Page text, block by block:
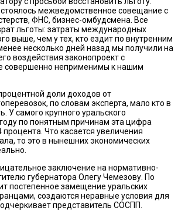
межведомственное совещание с
ФНС, бизнес-омбудсмена. Все
льготы: затраты международных
выше, чем у тех, кто ездит по внутренним
несколько дней назад мы получили на
воздействия законопроект с
совершенно неприменимы к нашим
доли доходов от
по словам эксперта, мало кто в
У самого крупного уральского
по понятным причинам эта цифра
процента. Что касается увеличения
то это в нынешних экономических
заключение на нормативно-
губернатора Олегу Чемезову. По
постепенное замещение уральских
создаются неравные условия для
представитель СОСПП.